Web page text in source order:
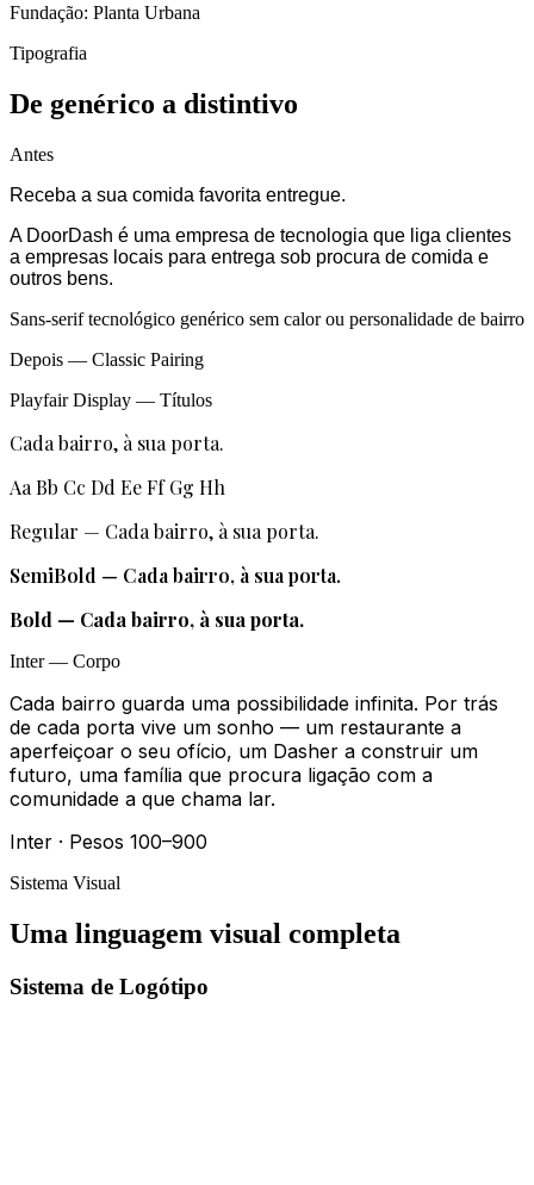
Fundação: Planta Urbana
Tipografia
De genérico a distintivo
Antes
Receba a sua comida favorita entregue.
A DoorDash é uma empresa de tecnologia que liga clientes
a empresas locais para entrega sob procura de comida e
outros bens.
Sans-serif tecnológico genérico sem calor ou personalidade de bairro
Depois — Classic Pairing
Playfair Display — Títulos
Cada bairro, à sua porta.
Aa Bb Cc Dd Ee Ff Gg Hh
Regular — Cada bairro, à sua porta.
SemiBold — Cada bairro, à sua porta.
Bold — Cada bairro, à sua porta.
Inter— Corpo
Cada bairro guarda uma possibilidade infinita. Por trás
de cada porta vive um sonho — um restaurante a
aperfeiçoar o seu ofício, um Dasher a construir um
futuro, uma família que procura ligação com a
comunidade a que chama lar.
Inter · Pesos 100–900
Sistema Visual
Uma linguagem visual completa
Sistema de Logótipo